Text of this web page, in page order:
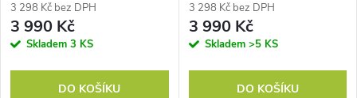
3 298 Kč bez DPH
3 990 Kč
Skladem 3 KS
DO KOŠÍKU
3 298 Kč bez DPH
3 990 Kč
Skladem >5 KS
DO KOŠÍKU